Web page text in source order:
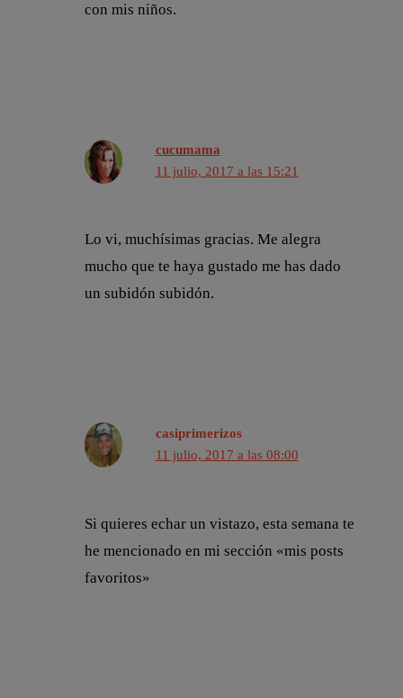
con mis niños.
cucumama
11 julio, 2017 a las 15:21
Lo vi, muchísimas gracias. Me alegra
mucho que te haya gustado me has dado
un subidón subidón.
casiprimerizos
11 julio, 2017 a las 08:00
Si quieres echar un vistazo, esta semana te
he mencionado en mi sección «mis posts
favoritos»